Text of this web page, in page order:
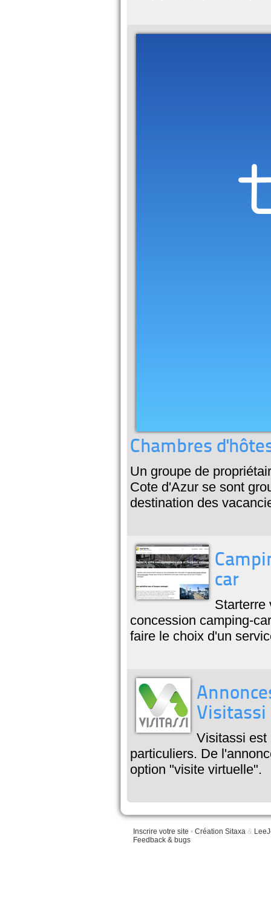
Chambres
Un groupe de
Cote d'Azur se sont
destination des
car
Starterre
concession camping-
faire le choix d'un
Visitassi
Visitassi est
particuliers. De
option "visite virtuelle".
Inscrire votre site • Création Sitaxa &
Feedback & bugs